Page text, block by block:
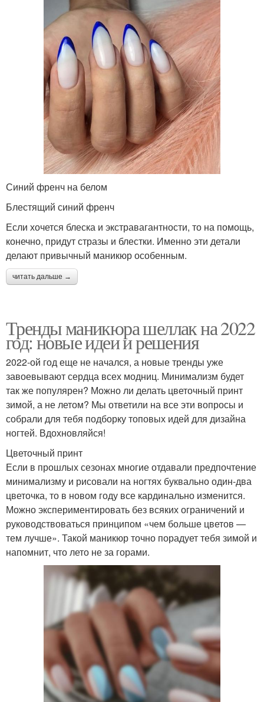
Синий френч на белом
Блестящий синий френч
Если хочется блеска и экстравагантности, то на помощь,
конечно, придут стразы и блестки. Именно эти детали
делают привычный маникюр особенным.
читать дальше →
Тренды маникюра шеллак на 2022
год: новые идеи и решения
2022-ой год еще не начался, а новые тренды уже
завоевывают сердца всех модниц. Минимализм будет
так же популярен? Можно ли делать цветочный принт
зимой, а не летом? Мы ответили на все эти вопросы и
собрали для тебя подборку топовых идей для дизайна
ногтей. Вдохновляйся!
Цветочный принт
Если в прошлых сезонах многие отдавали предпочтение
минимализму и рисовали на ногтях буквально один-два
цветочка, то в новом году все кардинально изменится.
Можно экспериментировать без всяких ограничений и
руководствоваться принципом «чем больше цветов —
тем лучше». Такой маникюр точно порадует тебя зимой и
напомнит, что лето не за горами.